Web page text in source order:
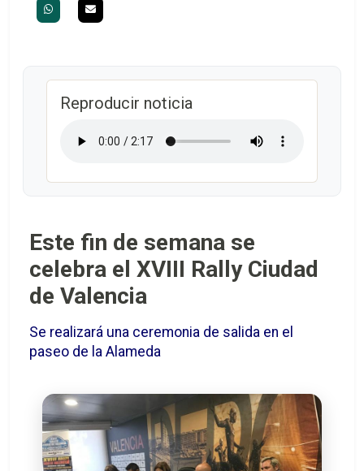
Reproducir noticia
Este fin de semana se
celebra el XVIII Rally Ciudad
de Valencia
Se realizará una ceremonia de salida en el
paseo de la Alameda